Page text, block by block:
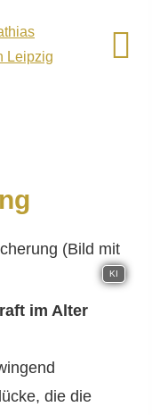
KI
im Alter
die die